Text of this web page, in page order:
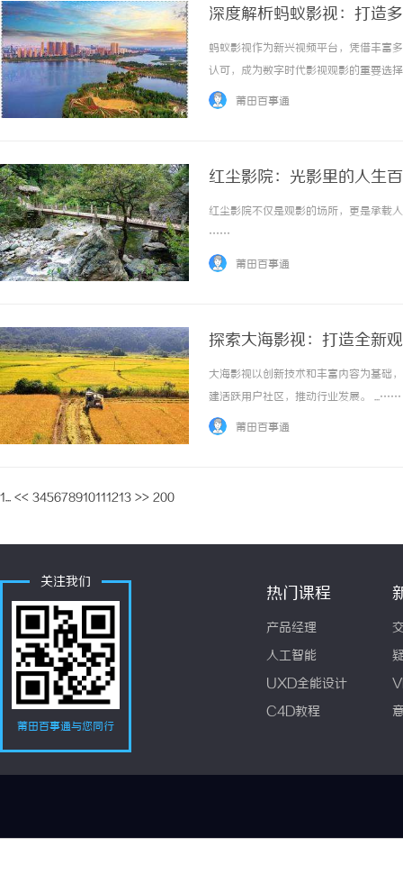
深度解析蚂蚁影视：打造
蚂蚁影视作为新兴视频平台，凭借丰富
认可，成为数字时代影视观影的重要选
莆田百事通
红尘影院：光影里的人生
红尘影院不仅是观影的场所，更是承载
……
莆田百事通
探索大海影视：打造全新
大海影视以创新技术和丰富内容为基础
建活跃用户社区，推动行业发展。 ...……
莆田百事通
1... << 345678910111213 >> 200
关注我们
莆田百事通与您同行
热门课程
产品经理
人工智能
UXD全能设计
C4D教程